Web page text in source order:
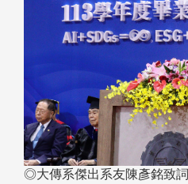
◎大傳系傑出系友陳彥銘致詞